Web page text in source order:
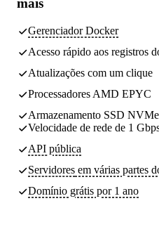
mais
Gerenciador Docker
Acesso rápido aos registros
Atualizações com um clique
Processadores AMD EPYC
Armazenamento SSD NVMe
Velocidade de rede de 1
API pública
Servidores em várias partes
Domínio grátis por 1 ano